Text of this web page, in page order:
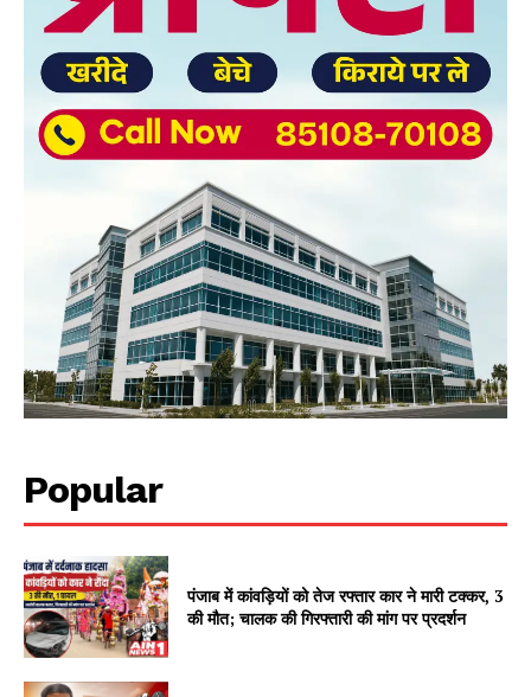
Popular
पंजाब में कांवड़ियों को तेज रफ्तार कार ने मारी टक्कर, 3
की मौत; चालक की गिरफ्तारी की मांग पर प्रदर्शन